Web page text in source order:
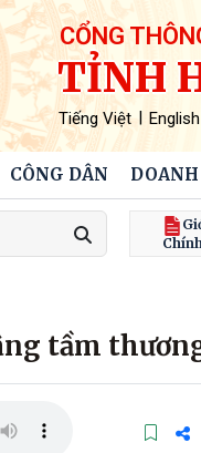
CỔNG
TỈNH
Tiếng Việt | English
CÔNG DÂN
tầm